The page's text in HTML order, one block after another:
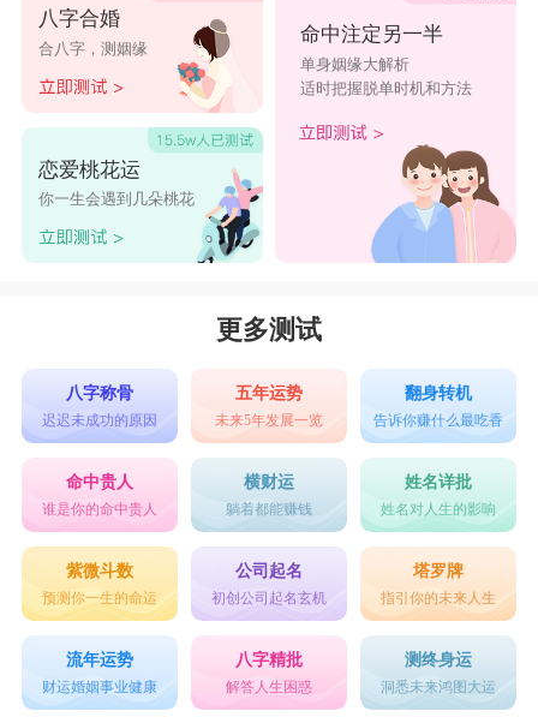
要三思而后行，想清楚自己到底想要的是什么再走
下一步，鱼与熊掌不可兼得，你必须直面现实。不
要到最后让自己后悔，最后祝星友们都能得偿所爱
星座乐原创文章，转载需注明出处
八字合婚
合八字，测姻缘
恋爱桃花运
你一生会遇到几朵桃花
命中注定另一半
单身姻缘大解析
适时把握脱单时机和方法
更多测试
八字称骨
迟迟未成功的原因
五年运势
未来5年发展一览
翻身转机
告诉你赚什么最吃香
命中贵人
谁是你的命中贵人
横财运
躺着都能赚钱
姓名详批
姓名对人生的影响
紫微斗数
预测你一生的命运
公司起名
初创公司起名玄机
塔罗牌
指引你的未来人生
流年运势
财运婚姻事业健康
八字精批
解答人生困惑
测终身运
洞悉未来鸿图大运